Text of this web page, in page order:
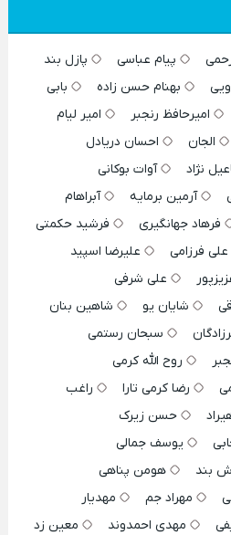
پیام عباسی
پازل بند
بهنام حسن زاده
بابی
امیرحافظ رنجبر
امیر لیام
الجان
احسان دریادل
نژاد
آوات بوکانی
آرمین برمایه
آبراهام
فرهاد جهانگیری
فرشید حکمتی
علی فرزامی
علیرضا اسپید
علی شرفی
شایان یو
شاهین بنان
سبحان رستمی
روح الله کرمی
رضا کرمی تارا
راغب
حسن زیرک
یوسف جمالی
بند
هومن پناهی
مهراد جم
مهدیار
مهدی احمدوند
معین زد